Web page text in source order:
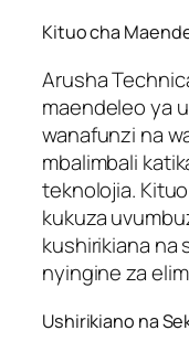
Kituo cha
Arusha
maendeleo ya
wanafunzi na
mbalimbali
teknolojia.
kukuza
kushirikiana na
nyingine za
Ushirikiano na